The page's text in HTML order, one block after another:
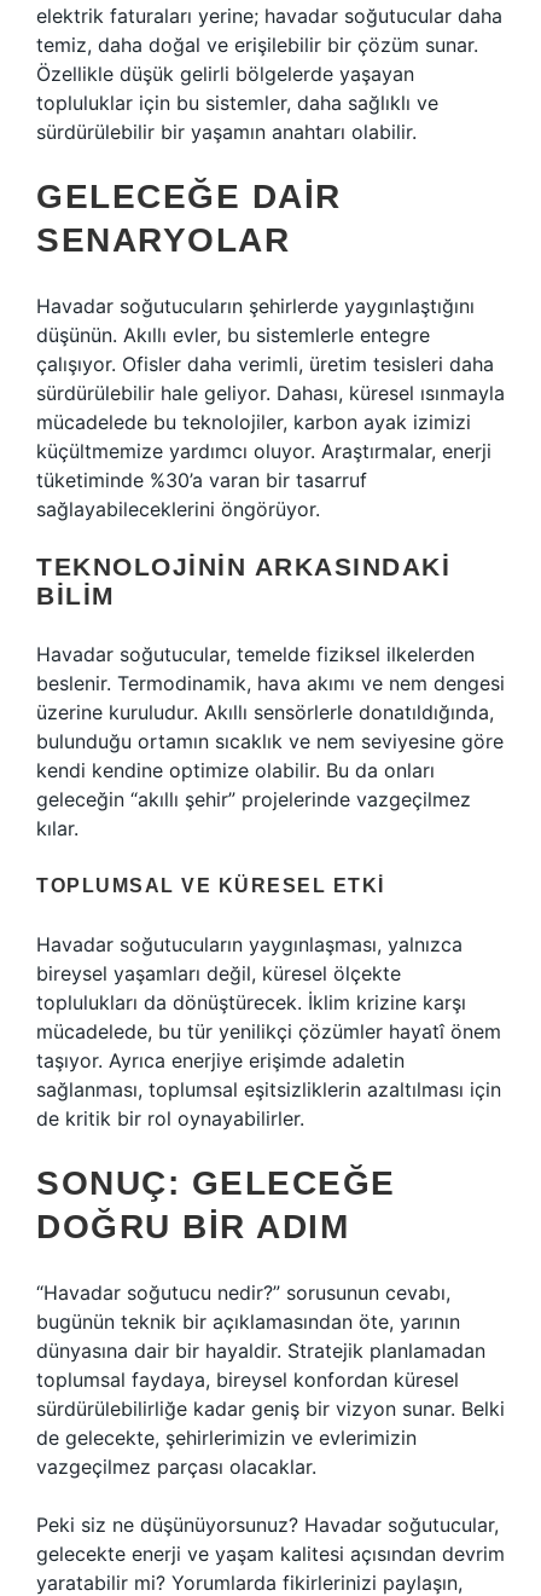
elektrik faturaları yerine; havadar soğutucular daha
temiz, daha doğal ve erişilebilir bir çözüm sunar.
Özellikle düşük gelirli bölgelerde yaşayan
topluluklar için bu sistemler, daha sağlıklı ve
sürdürülebilir bir yaşamın anahtarı olabilir.
GELECEĞE DAIR
SENARYOLAR
Havadar soğutucuların şehirlerde yaygınlaştığını
düşünün. Akıllı evler, bu sistemlerle entegre
çalışıyor. Ofisler daha verimli, üretim tesisleri daha
sürdürülebilir hale geliyor. Dahası, küresel ısınmayla
mücadelede bu teknolojiler, karbon ayak izimizi
küçültmemize yardımcı oluyor. Araştırmalar, enerji
tüketiminde %30’a varan bir tasarruf
sağlayabileceklerini öngörüyor.
TEKNOLOJININ ARKASINDAKI
BILIM
Havadar soğutucular, temelde fiziksel ilkelerden
beslenir. Termodinamik, hava akımı ve nem dengesi
üzerine kuruludur. Akıllı sensörlerle donatıldığında,
bulunduğu ortamın sıcaklık ve nem seviyesine göre
kendi kendine optimize olabilir. Bu da onları
geleceğin “akıllı şehir” projelerinde vazgeçilmez
kılar.
TOPLUMSAL VE KÜRESEL ETKI
Havadar soğutucuların yaygınlaşması, yalnızca
bireysel yaşamları değil, küresel ölçekte
toplulukları da dönüştürecek. İklim krizine karşı
mücadelede, bu tür yenilikçi çözümler hayatî önem
taşıyor. Ayrıca enerjiye erişimde adaletin
sağlanması, toplumsal eşitsizliklerin azaltılması için
de kritik bir rol oynayabilirler.
SONUÇ: GELECEĞE
DOĞRU BIR ADIM
“Havadar soğutucu nedir?” sorusunun cevabı,
bugünün teknik bir açıklamasından öte, yarının
dünyasına dair bir hayaldir. Stratejik planlamadan
toplumsal faydaya, bireysel konfordan küresel
sürdürülebilirliğe kadar geniş bir vizyon sunar. Belki
de gelecekte, şehirlerimizin ve evlerimizin
vazgeçilmez parçası olacaklar.
Peki siz ne düşünüyorsunuz? Havadar soğutucular,
gelecekte enerji ve yaşam kalitesi açısından devrim
yaratabilir mi? Yorumlarda fikirlerinizi paylaşın,